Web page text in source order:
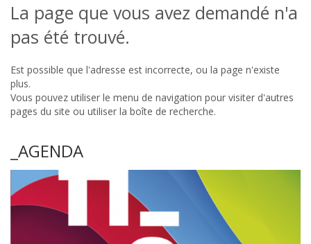
La page que vous avez demandé n'a
pas été trouvé.
Est possible que l'adresse est incorrecte, ou la page n'existe
plus.
Vous pouvez utiliser le menu de navigation pour visiter d'autres
pages du site ou utiliser la boîte de recherche.
_AGENDA